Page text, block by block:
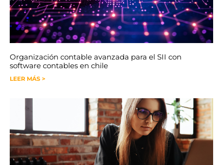
Organización contable avanzada para el SII con
software contables en chile
LEER MÁS >